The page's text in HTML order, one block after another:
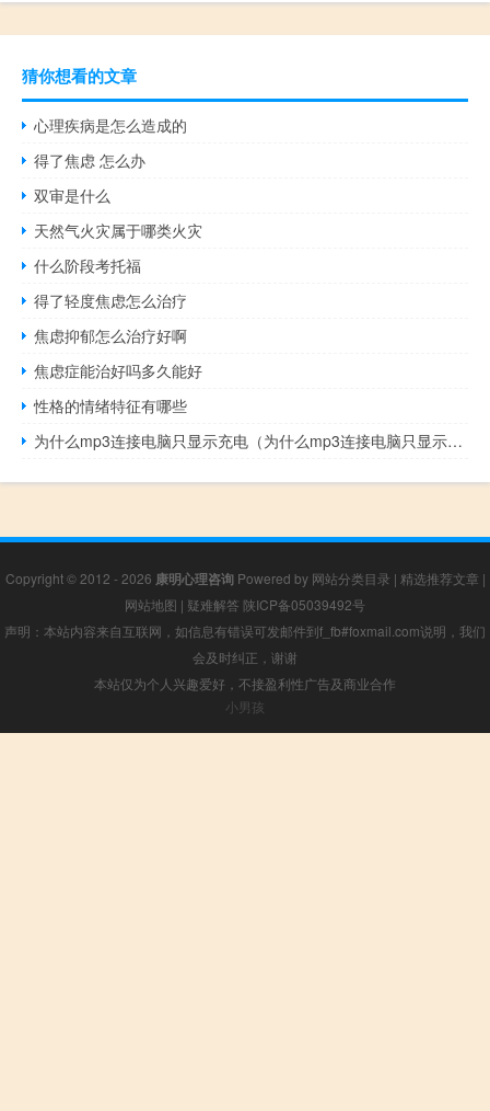
猜你想看的文章
心理疾病是怎么造成的
得了焦虑 怎么办
双审是什么
天然气火灾属于哪类火灾
什么阶段考托福
得了轻度焦虑怎么治疗
焦虑抑郁怎么治疗好啊
焦虑症能治好吗多久能好
性格的情绪特征有哪些
为什么mp3连接电脑只显示充电（为什么mp3连接电脑只显示充电）
Copyright © 2012 - 2026 康明心理咨询Powered by 网站分类目录 | 精选推荐文章 |
网站地图 | 疑难解答 陕ICP备05039492号
声明：本站内容来自互联网，如信息有错误可发邮件到f_fb#foxmail.com说明，我们
会及时纠正，谢谢
本站仅为个人兴趣爱好，不接盈利性广告及商业合作
小男孩